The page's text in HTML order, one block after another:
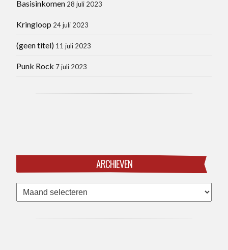
Basisinkomen 28 juli 2023
Kringloop 24 juli 2023
(geen titel) 11 juli 2023
Punk Rock 7 juli 2023
ARCHIEVEN
Archieven